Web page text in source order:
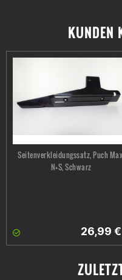
KUNDEN
Seitenverkleidungssatz, Puch
N+S, Schwarz
26,99